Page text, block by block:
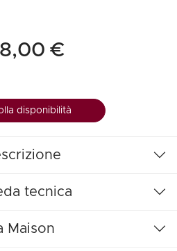
€
disponibilità
tecnica
Maison